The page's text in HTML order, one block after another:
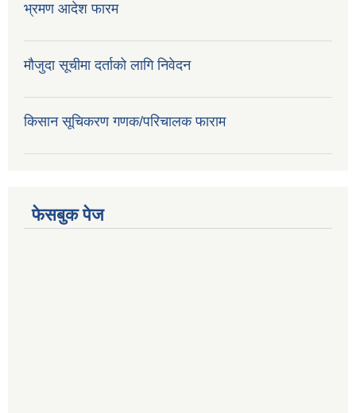
भ्रमण आदेश फारम
मौजुदा सूचीमा दर्ताको लागि निवेदन
किसान सूचिकरण गणक/परिचालक फाराम
फेसबुक पेज